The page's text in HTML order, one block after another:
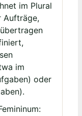
im Plural
Aufträge,
im
oder